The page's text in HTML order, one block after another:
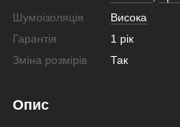
Шумоізоляція
Висока
Гарантія
1 рік
Зміна розмірів
Так
Опис